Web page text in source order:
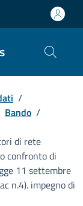
/
Bando /
di rete
confronto di
11 settembre
n.4). impegno di